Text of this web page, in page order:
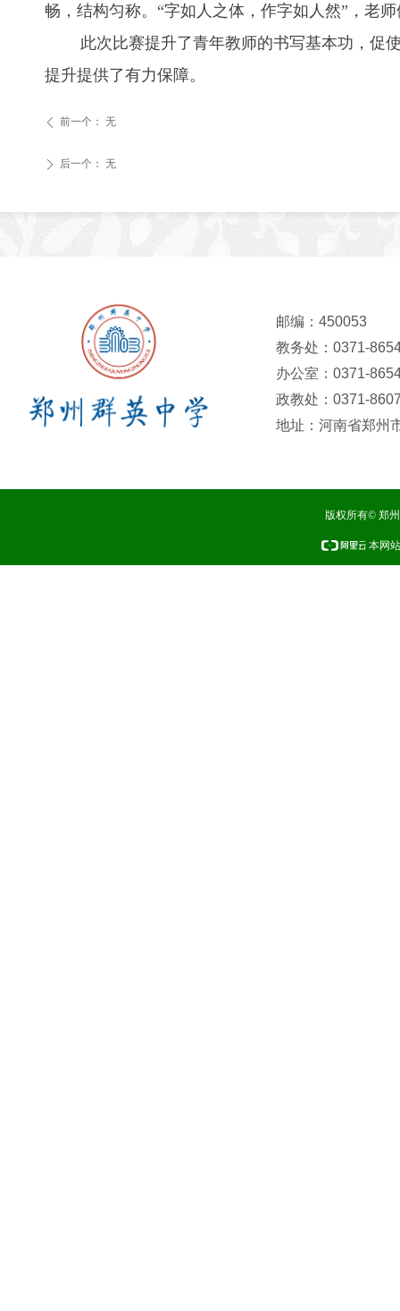
畅，结构匀称。“字如人之体，作字如人然”，老
此次比赛提升了青年教师的书写基本功，促使
提升提供了有力保障。
ꄴ 前一个： 无
ꄲ 后一个： 无
邮编：450053
教务处：0371-
办公室：0371-
政教处：0371-
地址：河南省郑州
版权所有© 郑
本网